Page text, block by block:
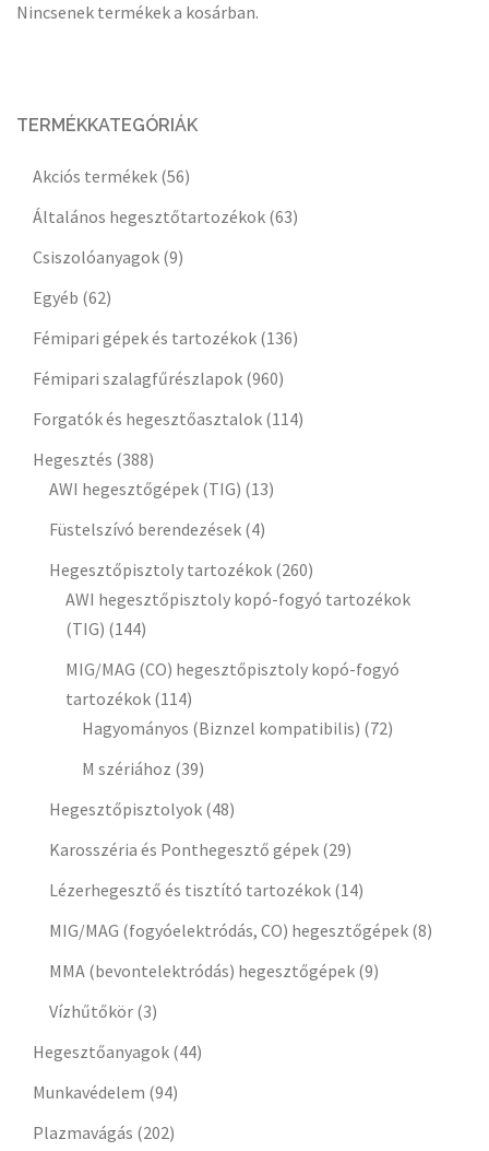
Nincsenek termékek a kosárban.
TERMÉKKATEGÓRIÁK
Akciós termékek (56)
Általános hegesztőtartozékok (63)
Csiszolóanyagok (9)
Egyéb (62)
Fémipari gépek és tartozékok (136)
Fémipari szalagfűrészlapok (960)
Forgatók és hegesztőasztalok (114)
Hegesztés (388)
AWI hegesztőgépek (TIG) (13)
Füstelszívó berendezések (4)
Hegesztőpisztoly tartozékok (260)
AWI hegesztőpisztoly kopó-fogyó tartozékok
(TIG) (144)
MIG/MAG (CO) hegesztőpisztoly kopó-fogyó
tartozékok (114)
Hagyományos (Biznzel kompatibilis) (72)
M szériához (39)
Hegesztőpisztolyok (48)
Karosszéria és Ponthegesztő gépek (29)
Lézerhegesztő és tisztító tartozékok (14)
MIG/MAG (fogyóelektródás, CO) hegesztőgépek (8)
MMA (bevontelektródás) hegesztőgépek (9)
Vízhűtőkör (3)
Hegesztőanyagok (44)
Munkavédelem (94)
Plazmavágás (202)